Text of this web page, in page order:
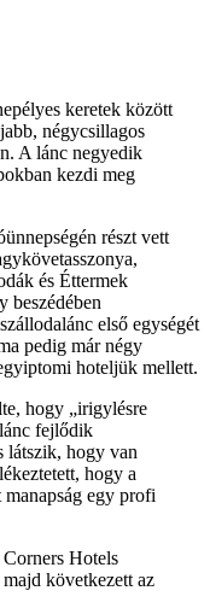
keretek között
négycsillagos
A lánc negyedik
kezdi meg
részt vett
és Éttermek
beszédében
első egységét
pedig már négy
hoteljük mellett.
hogy „irigylésre
fejlődik
látszik, hogy van
hogy a
egy profi
Hotels
következett az